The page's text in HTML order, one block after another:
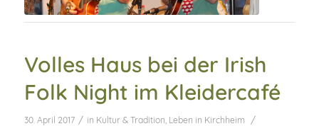
Volles Haus bei der Irish
Folk Night im Kleidercafé
30. April 2017 / in Kultur & Tradition Leben in Kirchheim /